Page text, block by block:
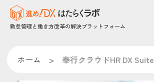
勤怠管理と働き方改革の解決プラットフォーム
ホーム > 奉行クラウドHR DX Suite